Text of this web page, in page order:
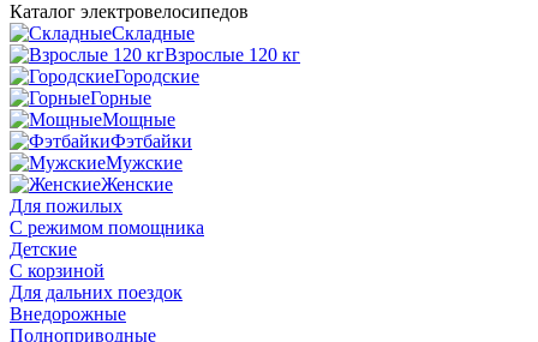
Каталог электровелосипедов
Складные
Взрослые 120 кг
Городские
Горные
Мощные
Фэтбайки
Мужские
Женские
Для пожилых
С режимом помощника
Детские
С корзиной
Для дальних поездок
Внедорожные
Полноприводные